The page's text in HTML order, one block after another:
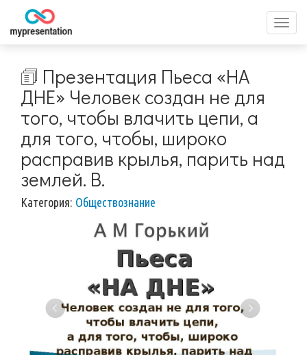
меню
🗊 Презентация Пьеса «НА
ДНЕ» Человек создан не для
того, чтобы влачить цепи, а
для того, чтобы, широко
расправив крылья, парить над
землей. В.
Категория: Обществознание